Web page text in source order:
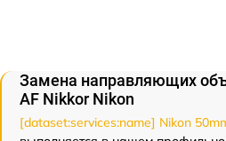
Замена направляющих
AF Nikkor Nikon
[dataset:services:name] Nikon